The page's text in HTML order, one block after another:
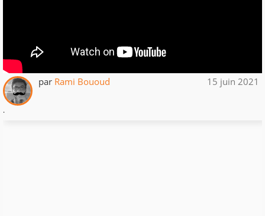
par Rami Bououd 15 juin 2021
.